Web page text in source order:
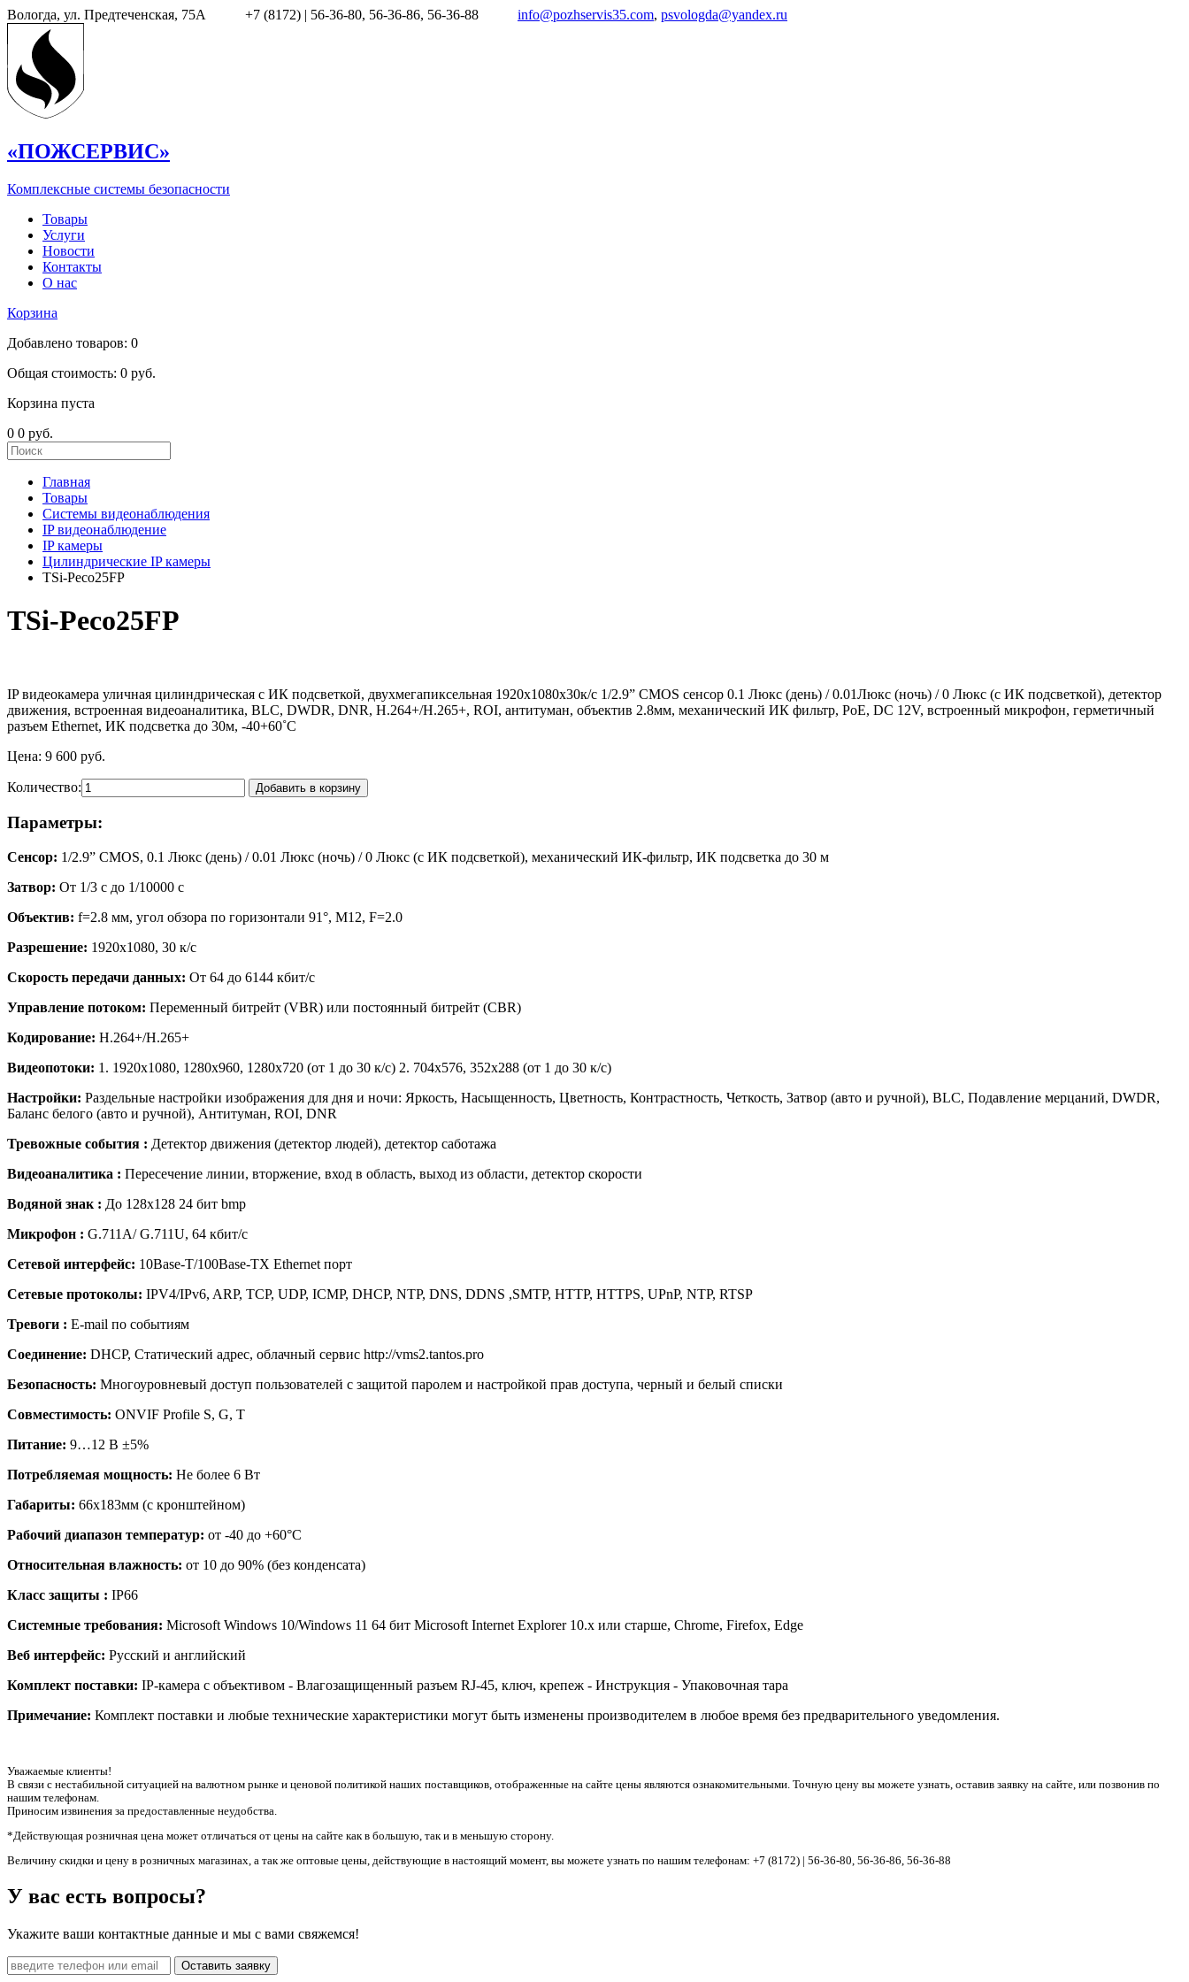
Вологда, ул. Предтеченская, 75А +7 (8172) | 56-36-80, 56-36-86, 56-36-88 info@pozhservis35.com, psvologda@yandex.ru
«ПОЖСЕРВИС»
Комплексные системы безопасности
Товары
Услуги
Новости
Контакты
О нас
Корзина
Добавлено товаров: 0
Общая стоимость: 0 руб.
Корзина пуста
0 0 руб.
Главная
Товары
Системы видеонаблюдения
IP видеонаблюдение
IP камеры
Цилиндрические IP камеры
TSi-Peco25FP
TSi-Peco25FP
IP видеокамера уличная цилиндрическая с ИК подсветкой, двухмегапиксельная 1920х1080х30к/с 1/2.9” CMOS сенсор 0.1 Люкс (день) / 0.01Люкс (ночь) / 0 Люкс (с ИК подсветкой), детектор
движения, встроенная видеоаналитика, BLC, DWDR, DNR, Н.264+/H.265+, ROI, антитуман, объектив 2.8мм, механический ИК фильтр, PoE, DC 12V, встроенный микрофон, герметичный
разъем Ethernet, ИК подсветка до 30м, -40+60˚C
Цена: 9 600 руб.
Количество: Добавить в корзину
Параметры:
Сенсор: 1/2.9” CMOS, 0.1 Люкс (день) / 0.01 Люкс (ночь) / 0 Люкс (с ИК подсветкой), механический ИК-фильтр, ИК подсветка до 30 м
Затвор: От 1/3 с до 1/10000 с
Объектив: f=2.8 мм, угол обзора по горизонтали 91°, M12, F=2.0
Разрешение: 1920x1080, 30 к/с
Скорость передачи данных: От 64 до 6144 кбит/с
Управление потоком: Переменный битрейт (VBR) или постоянный битрейт (CBR)
Кодирование: H.264+/H.265+
Видеопотоки: 1. 1920x1080, 1280х960, 1280х720 (от 1 до 30 к/с) 2. 704x576, 352x288 (от 1 до 30 к/с)
Настройки: Раздельные настройки изображения для дня и ночи: Яркость, Насыщенность, Цветность, Контрастность, Четкость, Затвор (авто и ручной), BLC, Подавление мерцаний, DWDR,
Баланс белого (авто и ручной), Антитуман, ROI, DNR
Тревожные события : Детектор движения (детектор людей), детектор саботажа
Видеоаналитика : Пересечение линии, вторжение, вход в область, выход из области, детектор скорости
Водяной знак : До 128х128 24 бит bmp
Микрофон : G.711A/ G.711U, 64 кбит/с
Сетевой интерфейс: 10Base-T/100Base-TX Ethernet порт
Сетевые протоколы: IPV4/IPv6, ARP, TCP, UDP, ICMP, DHCP, NTP, DNS, DDNS ,SMTP, HTTP, HTTPS, UPnP, NTP, RTSP
Тревоги : E-mail по событиям
Соединение: DHCP, Статический адрес, облачный сервис http://vms2.tantos.pro
Безопасность: Многоуровневый доступ пользователей с защитой паролем и настройкой прав доступа, черный и белый списки
Совместимость: ONVIF Profile S, G, T
Питание: 9…12 В ±5%
Потребляемая мощность: Не более 6 Вт
Габариты: 66х183мм (с кронштейном)
Рабочий диапазон температур: от -40 до +60°С
Относительная влажность: от 10 до 90% (без конденсата)
Класс защиты : IP66
Системные требования: Microsoft Windows 10/Windows 11 64 бит Microsoft Internet Explorer 10.x или старше, Chrome, Firefox, Edge
Веб интерфейс: Русский и английский
Комплект поставки: IP-камера с объективом - Влагозащищенный разъем RJ-45, ключ, крепеж - Инструкция - Упаковочная тара
Примечание: Комплект поставки и любые технические характеристики могут быть изменены производителем в любое время без предварительного уведомления.
Уважаемые клиенты!
В связи с нестабильной ситуацией на валютном рынке и ценовой политикой наших поставщиков, отображенные на сайте цены являются ознакомительными. Точную цену вы можете узнать, оставив заявку на сайте, или позвонив по
нашим телефонам.
Приносим извинения за предоставленные неудобства.
*Действующая розничная цена может отличаться от цены на сайте как в большую, так и в меньшую сторону.
Величину скидки и цену в розничных магазинах, а так же оптовые цены, действующие в настоящий момент, вы можете узнать по нашим телефонам: +7 (8172) | 56-36-80, 56-36-86, 56-36-88
У вас есть вопросы?
Укажите ваши контактные данные и мы с вами свяжемся!
Оставить заявку